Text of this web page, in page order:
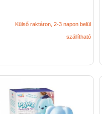
Külső raktáron, 2-3 napon belül
szállítható